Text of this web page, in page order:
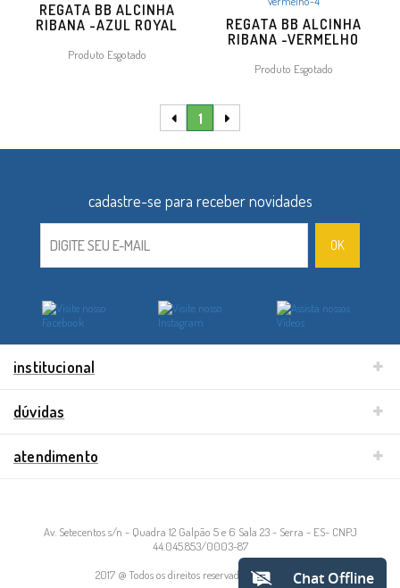
REGATA BB ALCINHA
RIBANA -AZUL ROYAL
Produto Esgotado
REGATA BB ALCINHA
RIBANA -VERMELHO
Produto Esgotado
1
institucional
dúvidas
atendimento
Av. Setecentos s/n - Quadra 12 Galpão 5 e 6 Sala 23 - Serra - ES- CNPJ
44.045.853/0003-87
2017 @ Todos os direitos reservados à bb básico.Chat Offline